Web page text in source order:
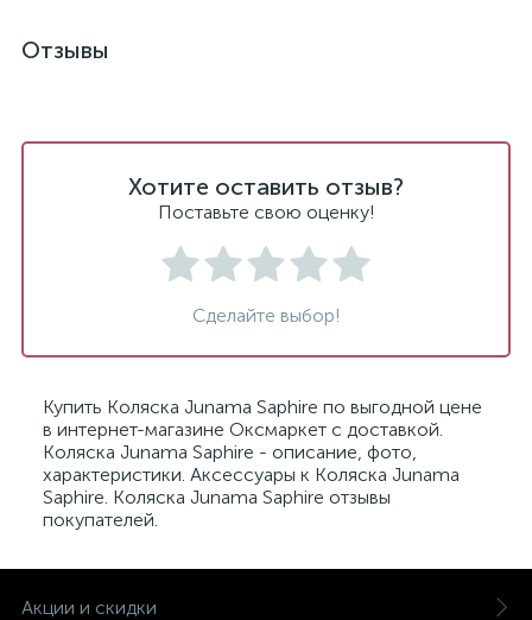
Отзывы
Хотите оставить отзыв?
Поставьте свою оценку!
Сделайте выбор!
Купить Коляска Junama Saphire по выгодной цене
в интернет-магазине Оксмаркет с доставкой.
Коляска Junama Saphire - описание, фото,
характеристики. Аксессуары к Коляска Junama
Saphire. Коляска Junama Saphire отзывы
покупателей.
Акции и скидки